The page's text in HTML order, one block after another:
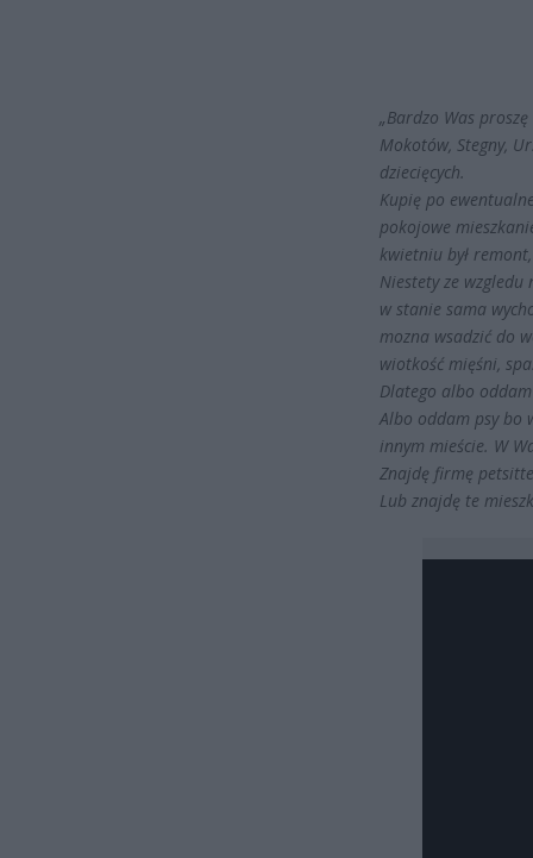
„Bardzo Was
Mokotów, Stegny,
dziecięcych.
Kupię po
pokojowe
kwietniu był
Niestety ze
w stanie sama
mozna wsadzić do
wiotkość mięśni,
Dlatego albo
Albo oddam psy bo
innym mieście. W
Znajdę firmę
Lub znajdę te